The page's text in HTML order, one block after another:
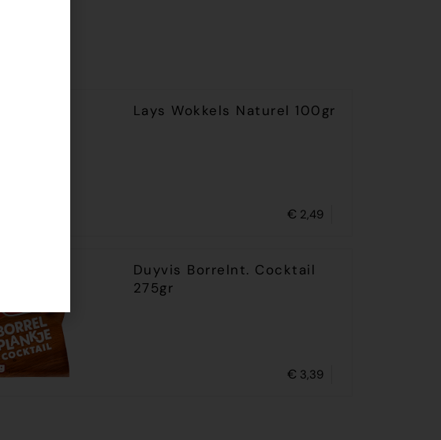
Lays Wokkels Naturel 100gr
€ 2,49
Duyvis Borrelnt. Cocktail
275gr
€ 3,39